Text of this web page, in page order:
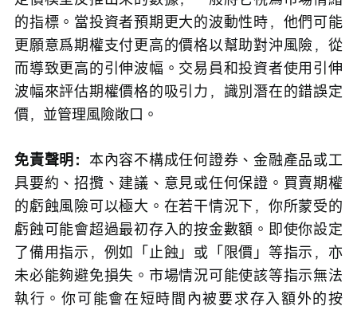
的指標。當投資者預期更大的波動性時，他們可能
更願意爲期權支付更高的價格以幫助對沖風險，從
而導致更高的引伸波幅。交易員和投資者使用引伸
波幅來評估期權價格的吸引力，識別潛在的錯誤定
價，並管理風險敞口。
免責聲明： 本內容不構成任何證券、金融產品或工
具要約、招攬、建議、意見或任何保證。買賣期權
的虧蝕風險可以極大。在若干情況下，你所蒙受的
虧蝕可能會超過最初存入的按金數額。即使你設定
了備用指示，例如「止蝕」或「限價」等指示，亦
未必能夠避免損失。市場情況可能使該等指示無法
執行。你可能會在短時間內被要求存入額外的按